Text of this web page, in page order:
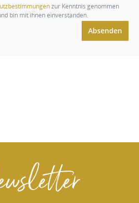
zur Kenntnis genommen
bin mit ihnen einverstanden.
Absenden